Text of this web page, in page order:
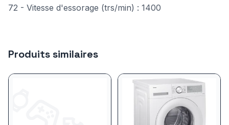
72 - Vitesse d'essorage (trs/min) : 1400
Produits similaires